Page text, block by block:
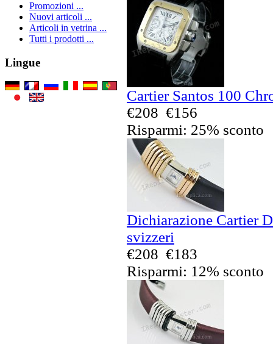
Promozioni ...
Nuovi articoli ...
Articoli in vetrina ...
Tutti i prodotti ...
Lingue
Cartier Santos 100
€208 €156
Risparmi: 25% sconto
Dichiarazione Cartier
svizzeri
€208 €183
Risparmi: 12% sconto